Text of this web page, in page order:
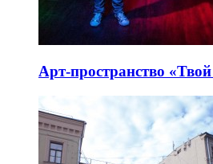
Арт-пространство «Твой